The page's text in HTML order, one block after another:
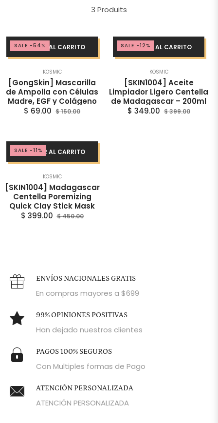
3 Produits
AGREGAR AL CARRITO
SALE -54%
KOSMIC
[GongSkin] Mascarilla
de Ampolla con Células
Madre, EGF y Colágeno
Precio
$ 69.00 $ 150.00Precio
AGREGAR AL CARRITO
SALE -12%
KOSMIC
[SKIN1004] Aceite
Limpiador Ligero Centella
de Madagascar – 200ml
Precio
$ 349.00 $ 399.00Precio
AGREGAR AL CARRITO
SALE -11%
KOSMIC
[SKIN1004] Madagascar
Centella Poremizing
Quick Clay Stick Mask
27g
Precio
$ 399.00 $ 450.00Precio
ENVÍOS NACIONALES GRATIS
En compras mayores a $699
99% OPINIONES POSITIVAS
Han dejado nuestros clientes
PAGOS 100% SEGUROS
Con Multiples formas de Pago
ATENCIÓN PERSONALIZADA
ATENCIÓN PERSONALIZADA